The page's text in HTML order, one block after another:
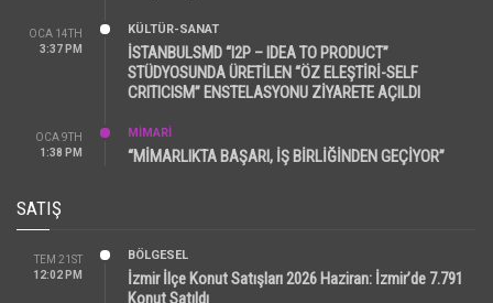
OCA 14TH
3:37 PM
KÜLTÜR-SANAT
İSTANBULSMD “I2P – IDEA TO PRODUCT”
STÜDYOSUNDA ÜRETİLEN “ÖZ ELEŞTİRİ-SELF
CRITICISM” ENSTELASYONU ZİYARETE AÇILDI
OCA 9TH
1:38 PM
MİMARİ
“MİMARLIKTA BAŞARI, İŞ BİRLİĞİNDEN GEÇİYOR”
SATIŞ
TEM 21ST
12:02 PM
BÖLGESEL
İzmir İlçe Konut Satışları 2026 Haziran: İzmir’de 7.791
Konut Satıldı